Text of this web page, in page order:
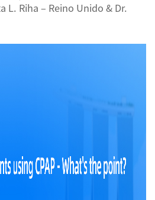
L. Riha – Reino Unido & Dr.